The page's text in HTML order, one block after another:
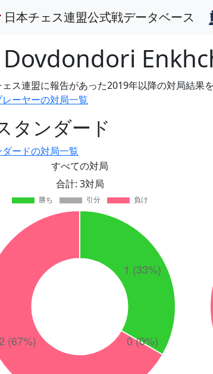
日本チェス連盟公式戦データベース
Dovdondori
ェス連盟に報告があった2019年以降の対局結果
レーヤーの対局一覧
タンダード
ードの対局一覧
すべての対局
合計: 3対局